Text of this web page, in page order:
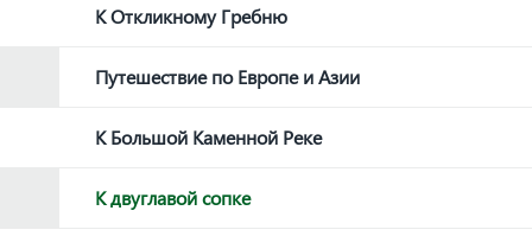
К Откликному Гребню
Путешествие по Европе и Азии
К Большой Каменной Реке
К двуглавой сопке